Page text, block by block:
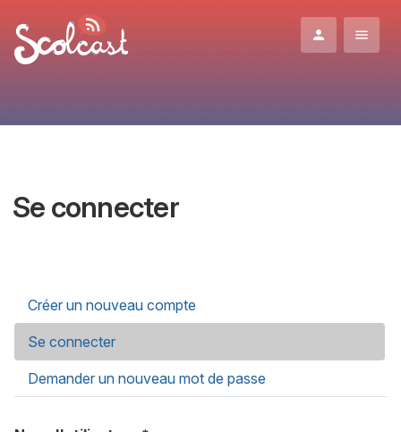
Se connecter
Onglets principaux
Créer un nouveau compte
Se connecter
Demander un nouveau mot de passe